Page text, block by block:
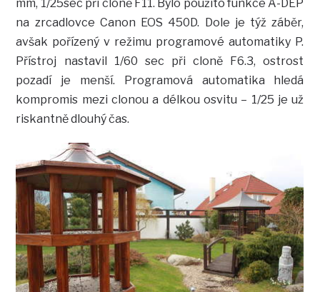
mm, 1/25sec při cloně F11. Bylo použito funkce A-DEP
na zrcadlovce Canon EOS 450D. Dole je týž záběr,
avšak pořízený v režimu programové automatiky P.
Přístroj nastavil 1/60 sec při cloně F6.3, ostrost
pozadí je menší. Programová automatika hledá
kompromis mezi clonou a délkou osvitu – 1/25 je už
riskantně dlouhý čas.